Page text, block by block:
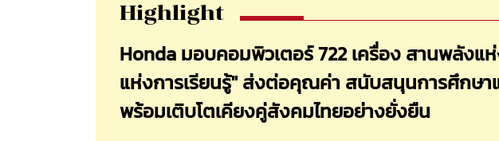
Highlight
Honda มอบคอมพิวเตอร์ 722 เครื่อง สานพลังแ
แห่งการเรียนรู้" ส่งต่อคุณค่า สนับสนุนการศึกษา
พร้อมเติบโตเคียงคู่สังคมไทยอย่างยั่งยืน